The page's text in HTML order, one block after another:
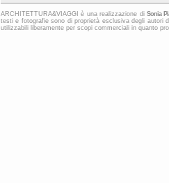
ARCHITETTURA&VIAGGI è una realizzazione diSonia
testi e fotografie sono di proprietà esclusiva degli autori
utilizzabili liberamente per scopi commerciali in quanto